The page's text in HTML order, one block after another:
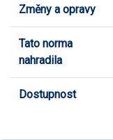
Změny a opravy
Tato norma
nahradila
Dostupnost